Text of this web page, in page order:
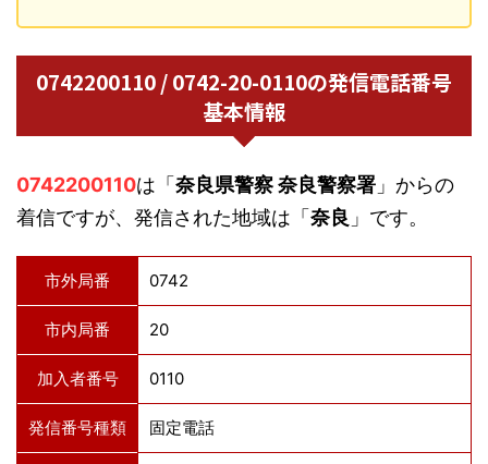
0742200110 / 0742-20-0110の発信電話番号
基本情報
0742200110は「奈良県警察 奈良警察署 」からの
着信ですが、発信された地域は「奈良 」です。
市外局番 0742
市内局番 20
加入者番号 0110
発信番号種類 固定電話